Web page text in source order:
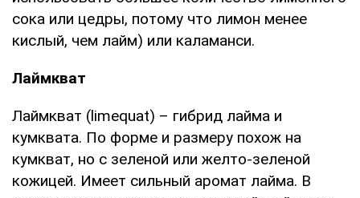
сока или цедры, потому что лимон менее
кислый, чем лайм) или каламанси.
Лаймкват
Лаймкват (limequat) – гибрид лайма и
кумквата. По форме и размеру похож на
кумкват, но с зеленой или желто-зеленой
кожицей. Имеет сильный аромат лайма. В